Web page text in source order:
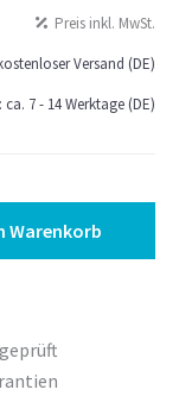
Preis inkl. MwSt.
Versand (DE)
ca. 7 - 14 Werktage (DE)
Warenkorb